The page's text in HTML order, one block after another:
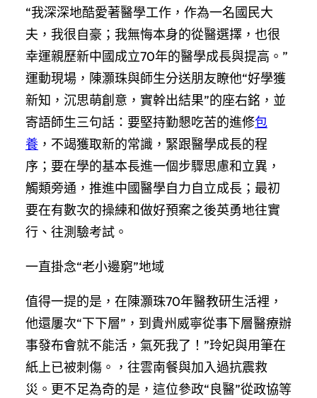
“我深深地酷愛著醫學工作，作為一名國民大
夫，我很自豪；我無悔本身的從醫選擇，也很
幸運親歷新中國成立70年的醫學成長與提高。”
運動現場，陳灝珠與師生分送朋友瞭他“好學獲
新知，沉思萌創意，實幹出結果”的座右銘，並
寄語師生三句話：要堅持勤懇吃苦的進修包
養 ，不竭獲取新的常識，緊跟醫學成長的程
序；要在學的基本長進一個步驟思慮和立異，
觸類旁通，推進中國醫學自力自立成長；最初
要在有數次的操練和做好預案之後英勇地往實
行、往測驗考試。
一直掛念“老小邊窮”地域
值得一提的是，在陳灝珠70年醫教研生活裡，
他還屢次“下下層”，到貴州威寧從事下層醫療辦
事發布會就不能活，氣死我了！”玲妃與用筆在
紙上已被刺傷。，往雲南餐與加入過抗震救
災。更不足為奇的是，這位參政“良醫”從政協等